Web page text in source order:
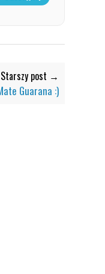
Starszy post →
Guarana :)